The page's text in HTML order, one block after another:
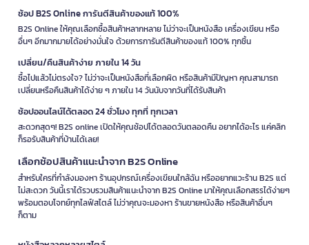
ช้อป B2S Online การันตีสินค้าของแท้ 100%
B2S Online ให้คุณเลือกซื้อสินค้าหลากหลาย ไม่ว่าจะเป็นหนังสือ เครื่องเขียน หรือ
อื่นๆ อีกมากมายได้อย่างมั่นใจ ด้วยการการันตีสินค้าของแท้ 100% ทุกชิ้น
เปลี่ยน/คืนสินค้าง่าย ภายใน 14 วัน
ซื้อไปแล้วไม่ตรงใจ? ไม่ว่าจะเป็นหนังสือที่เลือกผิด หรือสินค้ามีปัญหา คุณสามารถ
เปลี่ยนหรือคืนสินค้าได้ง่าย ๆ ภายใน 14 วันนับจากวันที่ได้รับสินค้า
ช้อปออนไลน์ได้ตลอด 24 ชั่วโมง ทุกที่ ทุกเวลา
สะดวกสุดๆ! B2S online เปิดให้คุณช้อปได้ตลอดวันตลอดคืน อยากได้อะไร แค่คลิก
ก็รอรับสินค้าที่บ้านได้เลย!
เลือกช้อปสินค้าแนะนำจาก B2S Online
สำหรับใครที่กำลังมองหา ร้านอุปกรณ์เครื่องเขียนใกล้ฉัน หรืออยากแวะร้าน B2S แต่
ไม่สะดวก วันนี้เราได้รวบรวมสินค้าแนะนำจาก B2S Online มาให้คุณเลือกสรรได้ง่ายๆ
พร้อมตอบโจทย์ทุกไลฟ์สไตล์ ไม่ว่าคุณจะมองหา ร้านขายหนังสือ หรือสินค้าอื่นๆ
ก็ตาม